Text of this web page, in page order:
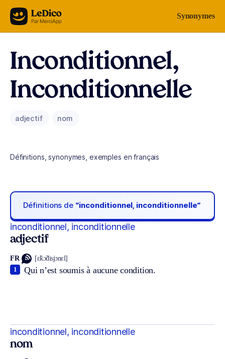
Aller au contenu Synonymes
Inconditionnel,
Inconditionnelle
adjectif nom
Définitions, synonymes, exemples en français
Définitions de “inconditionnel, inconditionnelle“
inconditionnel, inconditionnelle
adjectif
FR [ɛ̃kɔ̃disjɔnɛl]
Qui n’est soumis à aucune condition.
1
inconditionnel, inconditionnelle
nom